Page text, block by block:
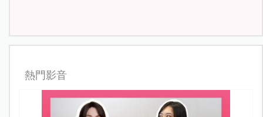
熱門影音